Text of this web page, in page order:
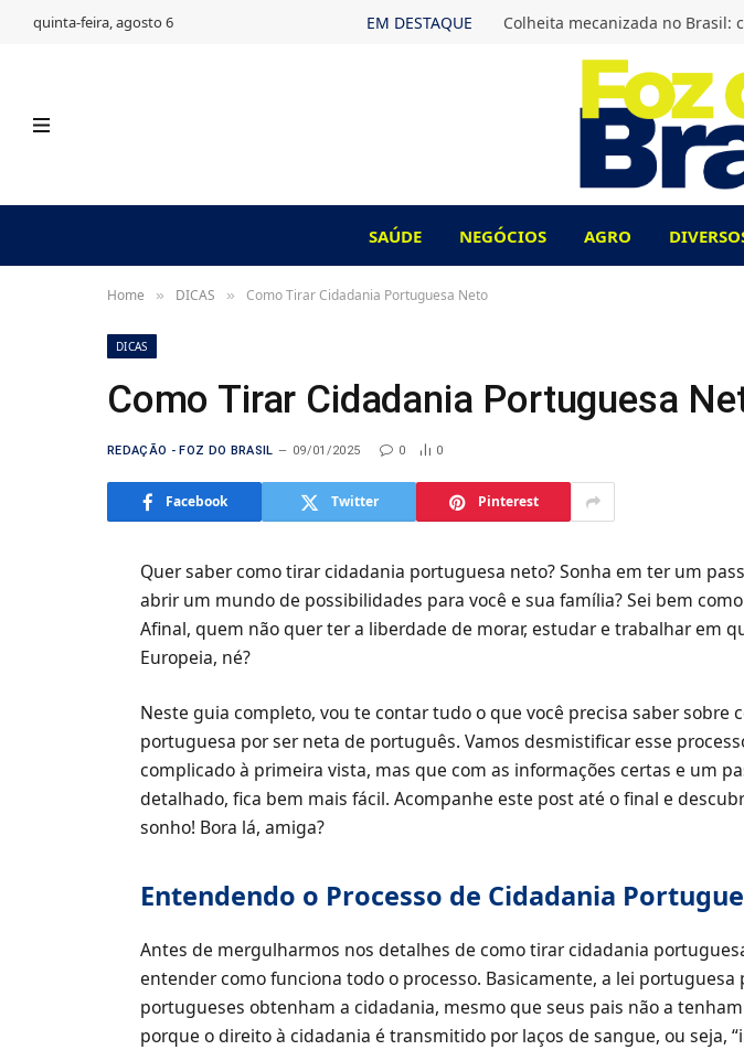
quinta-feira, agosto 6 EM DESTAQUE
SAÚDE NEGÓCIOS AGRO
Home » DICAS » Como Tirar Cidadania Portuguesa Neto
DICAS
Como Tirar Cidadania Portuguesa
REDAÇÃO - FOZ DO BRASIL 09/01/2025 0 0
Facebook Twitter Pinterest
Quer saber como tirar cidadania portuguesa neto? Sonha em ter um
abrir um mundo de possibilidades para você e sua família? Sei bem
Afinal, quem não quer ter a liberdade de morar, estudar e trabalhar em
Europeia, né?
Neste guia completo, vou te contar tudo o que você precisa saber sobre
portuguesa por ser neta de português. Vamos desmistificar esse
complicado à primeira vista, mas que com as informações certas e um
detalhado, fica bem mais fácil. Acompanhe este post até o final e
sonho! Bora lá, amiga?
Entendendo o Processo de Cidadania
Antes de mergulharmos nos detalhes de como tirar cidadania
entender como funciona todo o processo. Basicamente, a lei
portugueses obtenham a cidadania, mesmo que seus pais não a
porque o direito à cidadania é transmitido por laços de sangue, ou seja,